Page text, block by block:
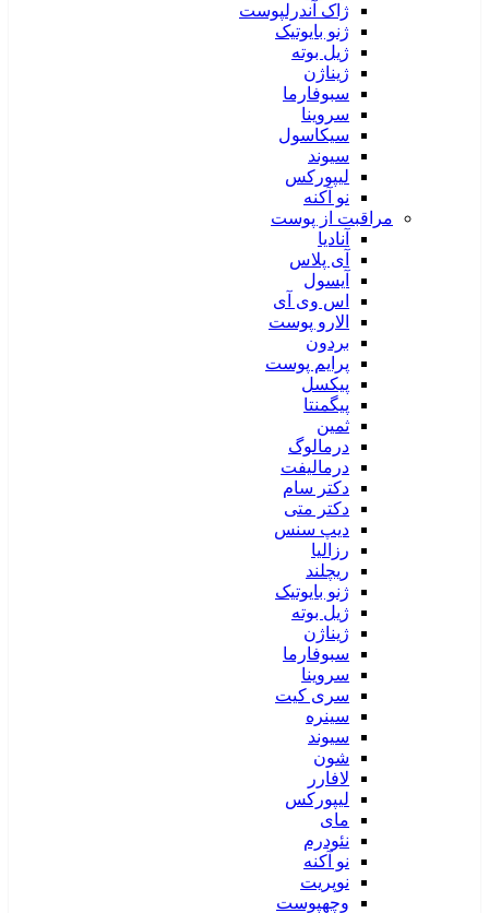
ژاک آندرلپوست
ژنو بایوتیک
ژیل بوته
ژیناژن
سبوفارما
سروینا
سیکاسول
سیوند
لیپورکس
نو آکنه
مراقبت از پوست
آنادیا
آی پلاس
آیسول
اس وی آی
الارو پوست
بردون
پرایم پوست
پیکسل
پیگمنتا
ثمین
درمالوگ
درمالیفت
دکتر سام
دکتر متی
دیپ سنس
رزالیا
ریچلند
ژنو بایوتیک
ژیل بوته
ژیناژن
سبوفارما
سروینا
سری کیت
سینره
سیوند
شون
لافارر
لیپورکس
مای
نئودرم
نو آکنه
نوپریت
وچهپوست